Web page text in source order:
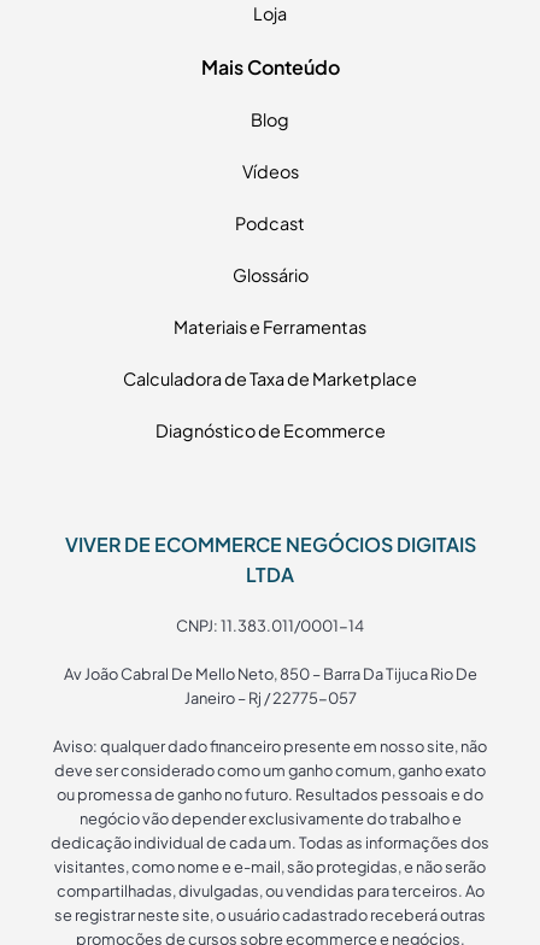
Loja
Mais Conteúdo
Blog
Vídeos
Podcast
Glossário
Materiais e Ferramentas
Calculadora de Taxa de Marketplace
Diagnóstico de Ecommerce
VIVER DE ECOMMERCE NEGÓCIOS DIGITAIS
LTDA
CNPJ: 11.383.011/0001-14
Av João Cabral De Mello Neto, 850 – Barra Da Tijuca Rio De
Janeiro – Rj / 22775-057
Aviso: qualquer dado financeiro presente em nosso site, não
deve ser considerado como um ganho comum, ganho exato
ou promessa de ganho no futuro. Resultados pessoais e do
negócio vão depender exclusivamente do trabalho e
dedicação individual de cada um. Todas as informações dos
visitantes, como nome e e-mail, são protegidas, e não serão
compartilhadas, divulgadas, ou vendidas para terceiros. Ao
se registrar neste site, o usuário cadastrado receberá outras
promoções de cursos sobre ecommerce e negócios.